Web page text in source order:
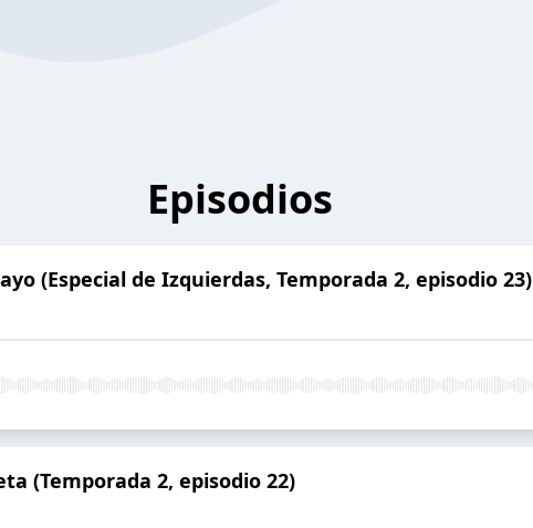
Episodios
(Especial de Izquierdas, Temporada 2, episodio 23)
(Temporada 2, episodio 22)